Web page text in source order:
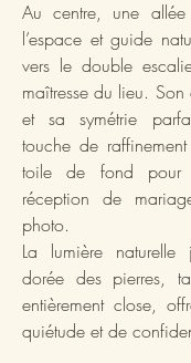
Au centre, une
l’espace et guide
vers le double
maîtresse du lieu.
et sa symétrie
touche de
toile de fond pour
réception de
photo.
La lumière
dorée des pierres,
entièrement close,
quiétude et de